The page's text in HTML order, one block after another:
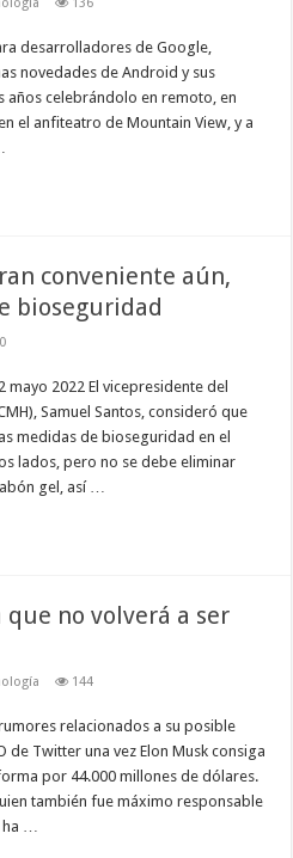
desarrolladores de Google,
novedades de Android y sus
años celebrándolo en remoto, en
el anfiteatro de Mountain View, y a
conveniente aún,
bioseguridad
mayo 2022 El vicepresidente del
Samuel Santos, consideró que
medidas de bioseguridad en el
lados, pero no se debe eliminar
gel, así …
que no volverá a ser
144
relacionados a su posible
de Twitter una vez Elon Musk consiga
por 44.000 millones de dólares.
también fue máximo responsable
…